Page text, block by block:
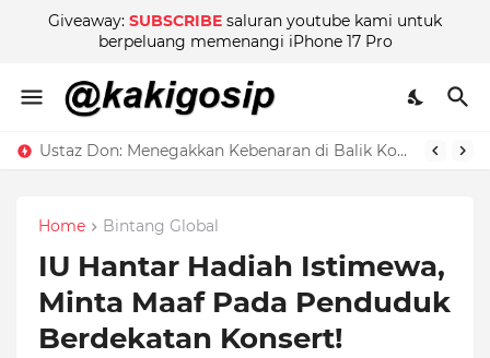
Giveaway: SUBSCRIBE saluran youtube kami untuk
berpeluang memenangi iPhone 17 Pro
Ustaz Don: Menegakkan Kebenaran di Balik Kontroversi
Home Bintang Global
IU Hantar Hadiah Istimewa,
Minta Maaf Pada Penduduk
Berdekatan Konsert!